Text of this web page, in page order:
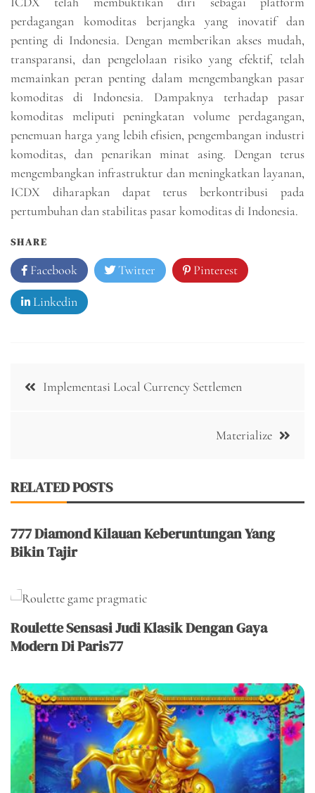
perdagangan komoditas berjangka yang inovatif dan
penting di Indonesia. Dengan memberikan akses mudah,
transparansi, dan pengelolaan risiko yang efektif, telah
memainkan peran penting dalam mengembangkan pasar
komoditas di Indonesia. Dampaknya terhadap pasar
komoditas meliputi peningkatan volume perdagangan,
penemuan harga yang lebih efisien, pengembangan industri
komoditas, dan penarikan minat asing. Dengan terus
mengembangkan infrastruktur dan meningkatkan layanan,
ICDX diharapkan dapat terus berkontribusi pada
pertumbuhan dan stabilitas pasar komoditas di Indonesia.
SHARE
Facebook Twitter Pinterest
Linkedin
Post Implementasi Local Currency Settlemen
Materialize
RELATED POSTS
777 Diamond Kilauan Keberuntungan Yang
Bikin Tajir
Roulette Sensasi Judi Klasik Dengan Gaya
Modern Di Paris77